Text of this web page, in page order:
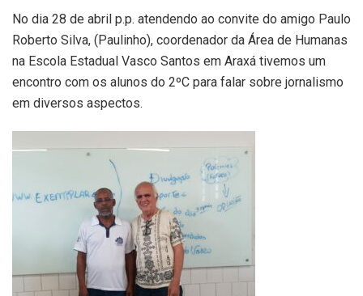
No dia 28 de abril p.p. atendendo ao convite do amigo Paulo
Roberto Silva, (Paulinho), coordenador da Área de Humanas
na Escola Estadual Vasco Santos em Araxá tivemos um
encontro com os alunos do 2ºC para falar sobre jornalismo
em diversos aspectos.